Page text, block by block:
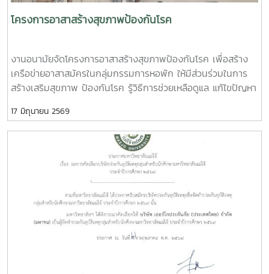
โครงการอาสาสร้างสุขภาพป้องกันโรค
งานอนามัยจัดโครงการอาสาสร้างสุขภาพป้องกันโรค เพื่อสร้าง
เครือข่ายอาสาสมัครในกลุ่มกรรมการหอพัก ให้มีส่วนร่วมในการ
สร้างเสริมสุขภาพ ป้องกันโรค รู้วิธีการช่วยเหลือดูแล แก้ไขปัญหา
งานหอพัก โดยเชิญคุณนที ใจเปรมปรีดี นักวิชาการสาธารณสุข
ปฏิบัติการ จากโรงพยาบาลสันทราย คุณนิธิวดี จรรยาสุภาพ
หัวหน้างานอนามัย คุณลักษมี ตันธนสิน พยาบาล เป็นวิทยากร
บรรยายให้ความรู้แก่ผู้เข้าร่วมงาน
17 มิถุนายน 2569